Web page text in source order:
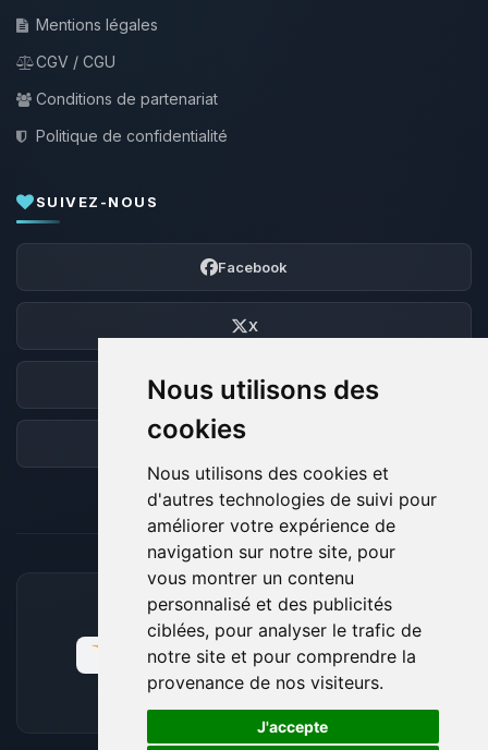
Nous utilisons des
cookies
Nous utilisons des cookies et
d'autres technologies de suivi pour
améliorer votre expérience de
navigation sur notre site, pour
vous montrer un contenu
personnalisé et des publicités
ciblées, pour analyser le trafic de
notre site et pour comprendre la
provenance de nos visiteurs.
J'accepte
Mentions légales
CGV / CGU
Conditions de partenariat
Politique de confidentialité
SUIVEZ-NOUS
Facebook
X
Discord
Forum
MOYENS DE PAIEMENT ACCEPTÉS
🍪